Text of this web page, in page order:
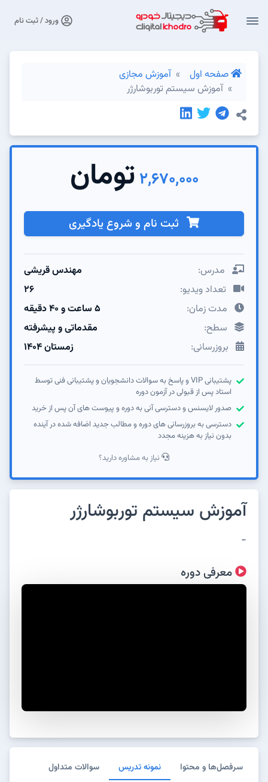
ورود / ثبت نام
صفحه اول
آموزش مجازی
آموزش سیستم توربوشارژر
آموزش سیستم توربوشارژر
-
معرفی دوره
سرفصل‌ها و محتوا نمونه تدریس
سوالات متداول
2,670,000 تومان
ثبت نام و شروع یادگیری
مدرس:
مهندس قریشی
تعداد ویدیو:
26
مدت زمان:
5 ساعت و 40 دقیقه
سطح:
مقدماتی و پیشرفته
بروزرسانی:
زمستان ۱۴۰۴
پشتیبانی VIP و پاسخ به سوالات دانشجویان و پشتیبانی فنی توسط
استاد پس از قبولی در آزمون دوره
صدور لایسنس و دسترسی آنی به دوره و پیوست های آن پس از خرید
دسترسی به بروزرسانی های دوره و مطالب جدید اضافه شده در آینده
بدون نیاز به هزینه مجدد
نیاز به مشاوره دارید؟